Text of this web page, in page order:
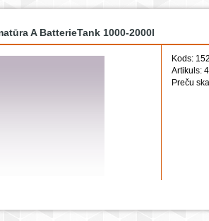
A BatterieTank 1000-2000l
Kods:
Artikuls:
Preču